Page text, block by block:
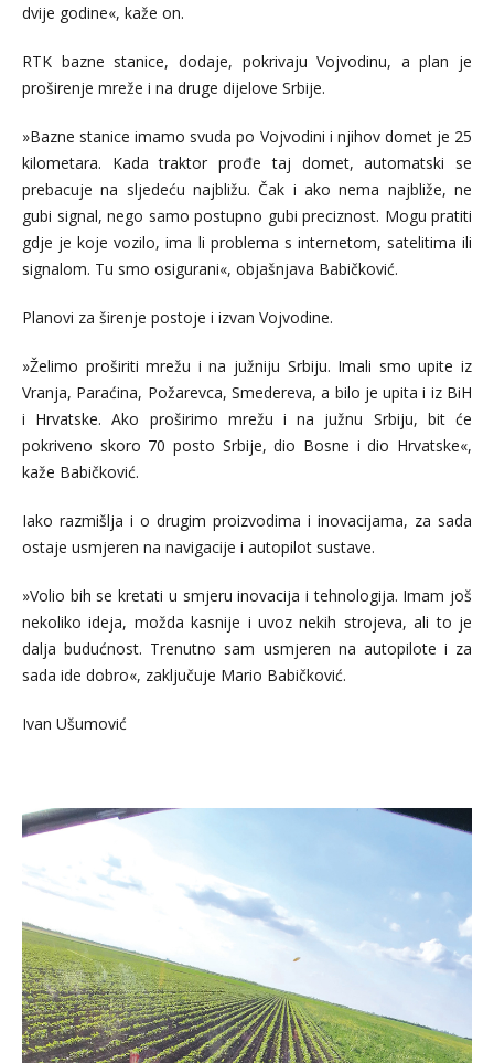
dvije godine«, kaže on.
RTK bazne stanice, dodaje, pokrivaju Vojvodinu, a plan je
proširenje mreže i na druge dijelove Srbije.
»Bazne stanice imamo svuda po Vojvodini i njihov domet je 25
kilometara. Kada traktor prođe taj domet, automatski se
prebacuje na sljedeću najbližu. Čak i ako nema najbliže, ne
gubi signal, nego samo postupno gubi preciznost. Mogu pratiti
gdje je koje vozilo, ima li problema s internetom, satelitima ili
signalom. Tu smo osigurani«, objašnjava Babičković.
Planovi za širenje postoje i izvan Vojvodine.
»Želimo proširiti mrežu i na južniju Srbiju. Imali smo upite iz
Vranja, Paraćina, Požarevca, Smedereva, a bilo je upita i iz BiH
i Hrvatske. Ako proširimo mrežu i na južnu Srbiju, bit će
pokriveno skoro 70 posto Srbije, dio Bosne i dio Hrvatske«,
kaže Babičković.
Iako razmišlja i o drugim proizvodima i inovacijama, za sada
ostaje usmjeren na navigacije i autopilot sustave.
»Volio bih se kretati u smjeru inovacija i tehnologija. Imam još
nekoliko ideja, možda kasnije i uvoz nekih strojeva, ali to je
dalja budućnost. Trenutno sam usmjeren na autopilote i za
sada ide dobro«, zaključuje Mario Babičković.
Ivan Ušumović